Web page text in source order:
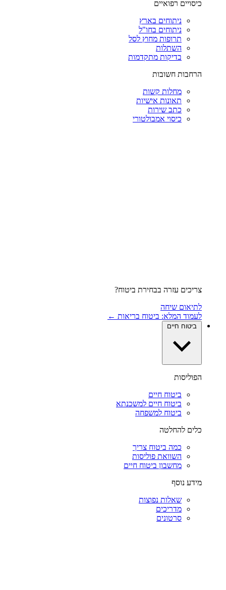
כיסויים רפואיים
ניתוחים בארץ
ניתוחים בחו"ל
תרופות מחוץ לסל
השתלות
בדיקות מתקדמות
הרחבות חשובות
מחלות קשות
תאונות אישיות
כתב שירות
כיסוי אמבולטורי
צריכים עזרה בבחירת ביטוח?
לתיאום שיחה
לעמוד המלא: ביטוח בריאות ←
ביטוח חיים
הפוליסות
ביטוח חיים
ביטוח חיים למשכנתא
ביטוח למשפחה
כלים להחלטה
כמה ביטוח צריך
השוואת פוליסות
מחשבון ביטוח חיים
מידע נוסף
שאלות נפוצות
מדריכים
סרטונים